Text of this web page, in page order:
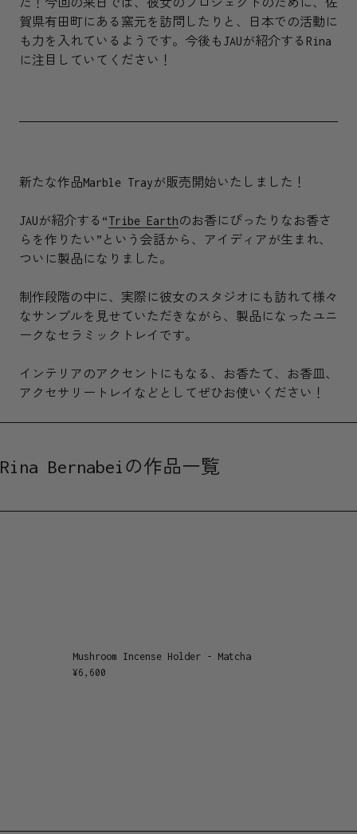
た！今回の来日では、彼女のプロジェクトのために、佐
賀県有田町にある窯元を訪問したりと、日本での活動に
も力を入れているようです。今後もJAUが紹介するRina
に注目していてください！
新たな作品Marble Trayが販売開始いたしました！
JAUが紹介する“Tribe Earthのお香にぴったりなお香さ
らを作りたい”という会話から、アイディアが生まれ、
ついに製品になりました。
制作段階の中に、実際に彼女のスタジオにも訪れて様々
なサンプルを見せていただきながら、製品になったユニ
ークなセラミックトレイです。
インテリアのアクセントにもなる、お香たて、お香皿、
アクセサリートレイなどとしてぜひお使いください！
Rina Bernabeiの作品一覧
Mushroom Incense Holder - Matcha
¥6,600